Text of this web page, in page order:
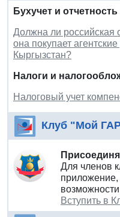
Бухучет и отчетность
Должна ли российская
она покупает
Кыргызстан?
Налоги и
Налоговый учет
Клуб "Мой
Для членов
Вступить в